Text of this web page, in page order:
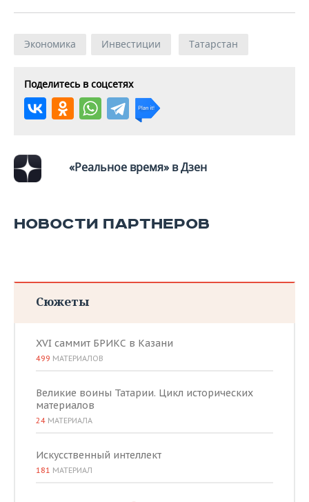
Экономика Инвестиции Татарстан
Поделитесь в соцсетях
«Реальное время» в Дзен
НОВОСТИ ПАРТНЕРОВ
Сюжеты
XVI саммит БРИКС в Казани
499 МАТЕРИАЛОВ
Великие воины Татарии. Цикл исторических
материалов
24 МАТЕРИАЛА
Искусственный интеллект
181 МАТЕРИАЛ